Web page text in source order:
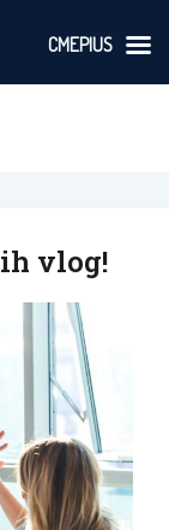
vlog!
CMEPIUS